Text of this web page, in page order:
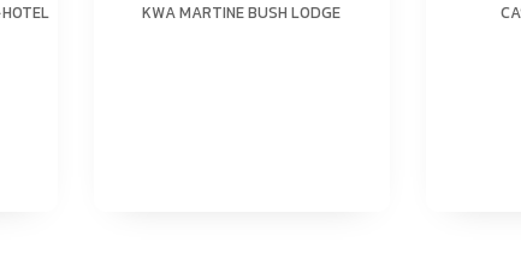
KWA MARTINE BUSH LODGE